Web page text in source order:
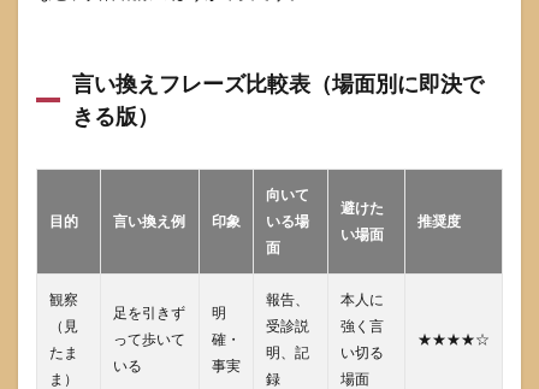
る場
面別
テン
集
話・
職
SNS）
言い換えフレーズ比較表（場面別に即決で
きる版）
目的 言い換え例 印象
向いて
いる場
面
避けた
い場面
推奨度
観察
（見
たま
ま）
足を引きず
って歩いて
いる
明
確・
事実
報告、
受診説
明、記
録
本人に
強く言
い切る
場面
★★★★☆